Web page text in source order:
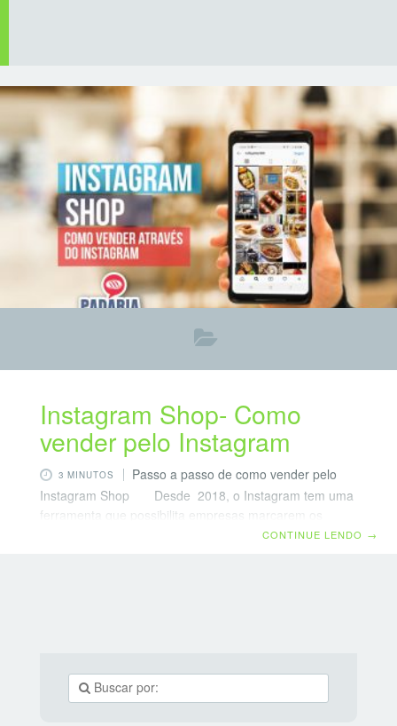
Instagram Shop- Como
vender pelo Instagram
3 MINUTOS
Passo a passo de como vender pelo
Instagram Shop Desde 2018, o Instagram tem uma
ferramenta que possibilita empresas marcarem os
produtos nas publicações e efetuarem vendas. Pode ser
inferior
CONTINUE LENDO →